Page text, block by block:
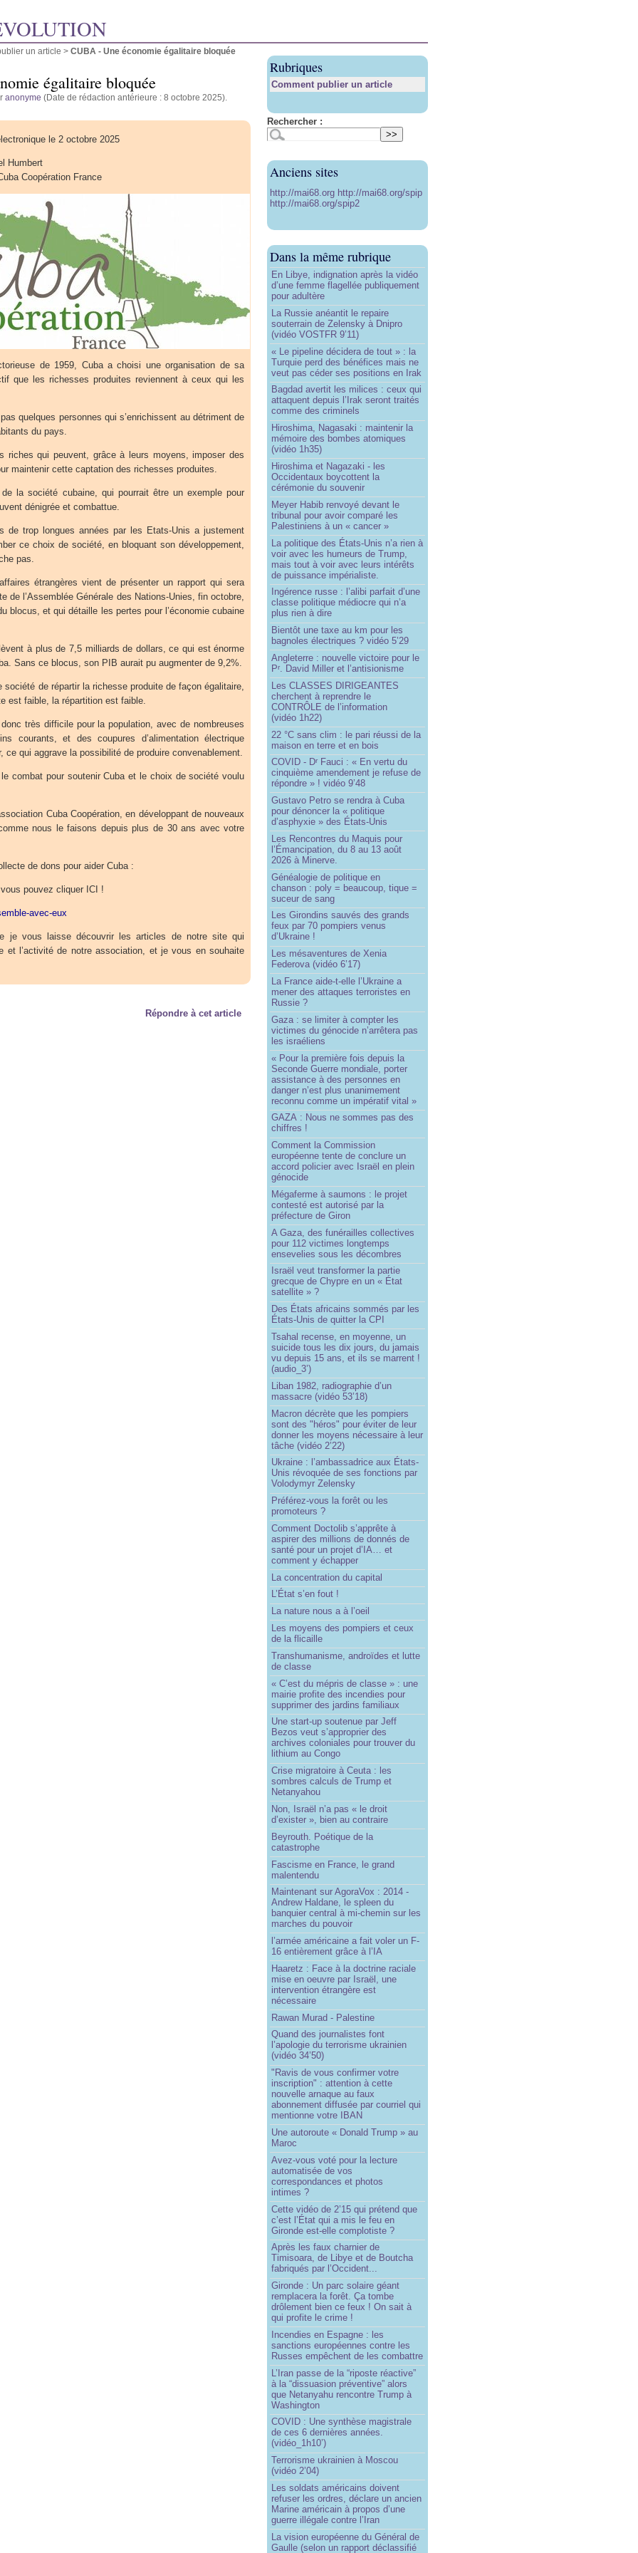
un article > CUBA - Une économie égalitaire bloquée
égalitaire bloquée
anonyme (Date de rédaction antérieure : 8 octobre 2025).
le 2 octobre 2025
Humbert
Coopération France
de 1959, Cuba a choisi une organisation de sa
que les richesses produites reviennent à ceux qui les
quelques personnes qui s’enrichissent au détriment de
du pays.
riches qui peuvent, grâce à leurs moyens, imposer des
maintenir cette captation des richesses produites.
de la société cubaine, qui pourrait être un exemple pour
dénigrée et combattue.
de trop longues années par les Etats-Unis a justement
ce choix de société, en bloquant son développement,
pas.
étrangères vient de présenter un rapport qui sera
de l’Assemblée Générale des Nations-Unies, fin octobre,
blocus, et qui détaille les pertes pour l’économie cubaine
à plus de 7,5 milliards de dollars, ce qui est énorme
Sans ce blocus, son PIB aurait pu augmenter de 9,2%.
de répartir la richesse produite de façon égalitaire,
est faible, la répartition est faible.
très difficile pour la population, avec de nombreuses
courants, et des coupures d’alimentation électrique
ce qui aggrave la possibilité de produire convenablement.
combat pour soutenir Cuba et le choix de société voulu
Cuba Coopération, en développant de nouveaux
nous le faisons depuis plus de 30 ans avec votre
de dons pour aider Cuba :
pouvez cliquer ICI !
avec-eux
je vous laisse découvrir les articles de notre site qui
et l’activité de notre association, et je vous en souhaite
Répondre à cet article
Rubriques
Comment publier un article
Rechercher :
Anciens sites
http://mai68.org http://mai68.org/spip
http://mai68.org/spip2
Dans la même rubrique
En Libye, indignation après la vidéo
d’une femme flagellée publiquement
pour adultère
La Russie anéantit le repaire
souterrain de Zelensky à Dnipro
(vidéo VOSTFR 9’11)
« Le pipeline décidera de tout » : la
Turquie perd des bénéfices mais ne
veut pas céder ses positions en Irak
Bagdad avertit les milices : ceux qui
attaquent depuis l’Irak seront traités
comme des criminels
Hiroshima, Nagasaki : maintenir la
mémoire des bombes atomiques
(vidéo 1h35)
Hiroshima et Nagazaki - les
Occidentaux boycottent la
cérémonie du souvenir
Meyer Habib renvoyé devant le
tribunal pour avoir comparé les
Palestiniens à un « cancer »
La politique des États-Unis n’a rien à
voir avec les humeurs de Trump,
mais tout à voir avec leurs intérêts
de puissance impérialiste.
Ingérence russe : l’alibi parfait d’une
classe politique médiocre qui n’a
plus rien à dire
Bientôt une taxe au km pour les
bagnoles électriques ? vidéo 5’29
Angleterre : nouvelle victoire pour le
Pr
. David Miller et l’antisionisme
Les CLASSES DIRIGEANTES
cherchent à reprendre le
CONTRÔLE de l’information
(vidéo 1h22)
22 °C sans clim : le pari réussi de la
maison en terre et en bois
COVID - Dr Fauci : « En vertu du
cinquième amendement je refuse de
répondre » ! vidéo 9’48
Gustavo Petro se rendra à Cuba
pour dénoncer la « politique
d’asphyxie » des États-Unis
Les Rencontres du Maquis pour
l’Émancipation, du 8 au 13 août
2026 à Minerve.
Généalogie de politique en
chanson : poly = beaucoup, tique =
suceur de sang
Les Girondins sauvés des grands
feux par 70 pompiers venus
d’Ukraine !
Les mésaventures de Xenia
Federova (vidéo 6’17)
La France aide-t-elle l’Ukraine a
mener des attaques terroristes en
Russie ?
Gaza : se limiter à compter les
victimes du génocide n’arrêtera pas
les israéliens
« Pour la première fois depuis la
Seconde Guerre mondiale, porter
assistance à des personnes en
danger n’est plus unanimement
reconnu comme un impératif vital »
GAZA : Nous ne sommes pas des
chiffres !
Comment la Commission
européenne tente de conclure un
accord policier avec Israël en plein
génocide
Mégaferme à saumons : le projet
contesté est autorisé par la
préfecture de Giron
A Gaza, des funérailles collectives
pour 112 victimes longtemps
ensevelies sous les décombres
Israël veut transformer la partie
grecque de Chypre en un « État
satellite » ?
Des États africains sommés par les
États-Unis de quitter la CPI
Tsahal recense, en moyenne, un
suicide tous les dix jours, du jamais
vu depuis 15 ans, et ils se marrent !
(audio_3’)
Liban 1982, radiographie d’un
massacre (vidéo 53’18)
Macron décrète que les pompiers
sont des "héros" pour éviter de leur
donner les moyens nécessaire à leur
tâche (vidéo 2’22)
Ukraine : l’ambassadrice aux États-
Unis révoquée de ses fonctions par
Volodymyr Zelensky
Préférez-vous la forêt ou les
promoteurs ?
Comment Doctolib s’apprête à
aspirer des millions de donnés de
santé pour un projet d’IA… et
comment y échapper
La concentration du capital
L’État s’en fout !
La nature nous a à l’oeil
Les moyens des pompiers et ceux
de la flicaille
Transhumanisme, androïdes et lutte
de classe
« C’est du mépris de classe » : une
mairie profite des incendies pour
supprimer des jardins familiaux
Une start-up soutenue par Jeff
Bezos veut s’approprier des
archives coloniales pour trouver du
lithium au Congo
Crise migratoire à Ceuta : les
sombres calculs de Trump et
Netanyahou
Non, Israël n’a pas « le droit
d’exister », bien au contraire
Beyrouth. Poétique de la
catastrophe
Fascisme en France, le grand
malentendu
Maintenant sur AgoraVox : 2014 -
Andrew Haldane, le spleen du
banquier central à mi-chemin sur les
marches du pouvoir
l’armée américaine a fait voler un F-
16 entièrement grâce à l’IA
Haaretz : Face à la doctrine raciale
mise en oeuvre par Israël, une
intervention étrangère est
nécessaire
Rawan Murad - Palestine
Quand des journalistes font
l’apologie du terrorisme ukrainien
(vidéo 34’50)
"Ravis de vous confirmer votre
inscription" : attention à cette
nouvelle arnaque au faux
abonnement diffusée par courriel qui
mentionne votre IBAN
Une autoroute « Donald Trump » au
Maroc
Avez-vous voté pour la lecture
automatisée de vos
correspondances et photos
intimes ?
Cette vidéo de 2’15 qui prétend que
c’est l’État qui a mis le feu en
Gironde est-elle complotiste ?
Après les faux charnier de
Timisoara, de Libye et de Boutcha
fabriqués par l’Occident...
Gironde : Un parc solaire géant
remplacera la forêt. Ça tombe
drôlement bien ce feux ! On sait à
qui profite le crime !
Incendies en Espagne : les
sanctions européennes contre les
Russes empêchent de les combattre
L’Iran passe de la “riposte réactive”
à la “dissuasion préventive” alors
que Netanyahu rencontre Trump à
Washington
COVID : Une synthèse magistrale
de ces 6 dernières années.
(vidéo_1h10’)
Terrorisme ukrainien à Moscou
(vidéo 2’04)
Les soldats américains doivent
refuser les ordres, déclare un ancien
Marine américain à propos d’une
guerre illégale contre l’Iran
La vision européenne du Général de
Gaulle (selon un rapport déclassifié